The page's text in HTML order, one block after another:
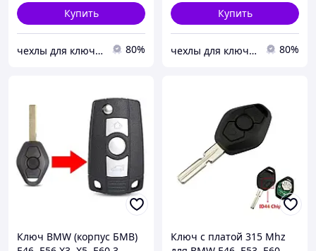
Купить
чехлы для ключей 80%
Купить
чехлы для ключей 80%
Ключ BMW (корпус БМВ)
Ключ с платой 315 Mhz